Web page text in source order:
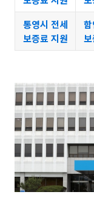
통영시 전세
보증료 지원